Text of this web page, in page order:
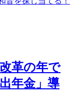
革の年で
年金」導